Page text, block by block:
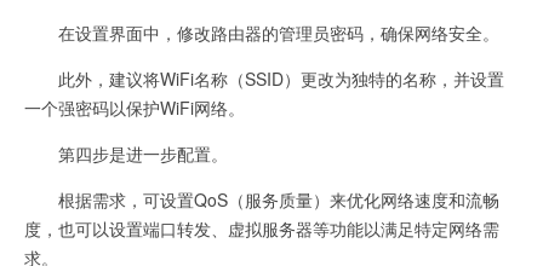
在设置界面中，修改路由器的管理员密码，确保网络安全。
此外，建议将WiFi名称（SSID）更改为独特的名称，并设置
一个强密码以保护WiFi网络。
第四步是进一步配置。
根据需求，可设置QoS（服务质量）来优化网络速度和流畅
度，也可以设置端口转发、虚拟服务器等功能以满足特定网络需
求。